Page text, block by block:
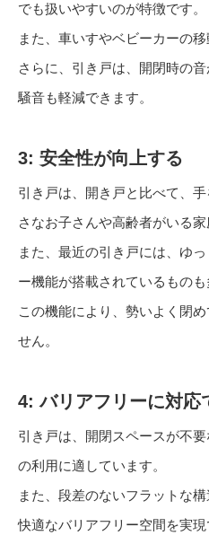
でも扱いやすいのが特徴です。
また、車いすやベビーカーの
さらに、引き戸は、開閉時の
騒音も軽減できます。
3: 安全性が向上する
引き戸は、開き戸と比べて、
さなお子さんや高齢者がいる家
また、最近の引き戸には、ゆ
ー機能が搭載されているものも
この機能により、勢いよく閉
せん。
4: バリアフリーに対応
引き戸は、開閉スペースが不
の利用に適しています。
また、段差のないフラットな
快適なバリアフリー空間を実現